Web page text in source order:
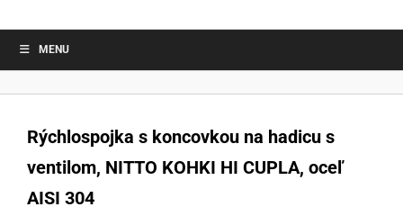
MENU
Rýchlospojka s koncovkou na hadicu s
ventilom, NITTO KOHKI HI CUPLA, oceľ
AISI 304